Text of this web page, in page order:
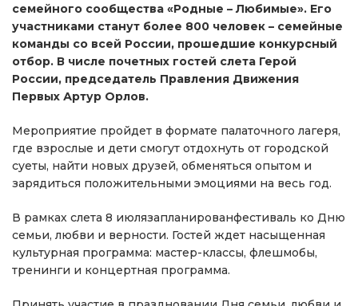
семейного сообщества «Родные – Любимые». Его
участниками станут более 800 человек – семейные
команды со всей России, прошедшие конкурсный
отбор. В числе почетных гостей слета Герой
России, председатель Правления Движения
Первых Артур Орлов.
Мероприятие пройдет в формате палаточного лагеря,
где взрослые и дети смогут отдохнуть от городской
суеты, найти новых друзей, обменяться опытом и
зарядиться положительными эмоциями на весь год.
В рамках слета 8 июлязапланированфестиваль ко Дню
семьи, любви и верности. Гостей ждет насыщенная
культурная программа: мастер-классы, флешмобы,
тренинги и концертная программа.